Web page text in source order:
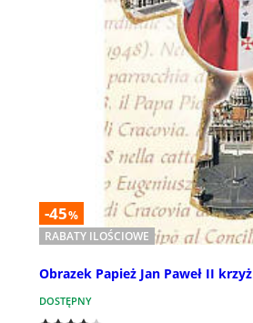
-45%
RABATY ILOŚCIOWE
Obrazek Papież Jan Paweł II krzyż
DOSTĘPNY